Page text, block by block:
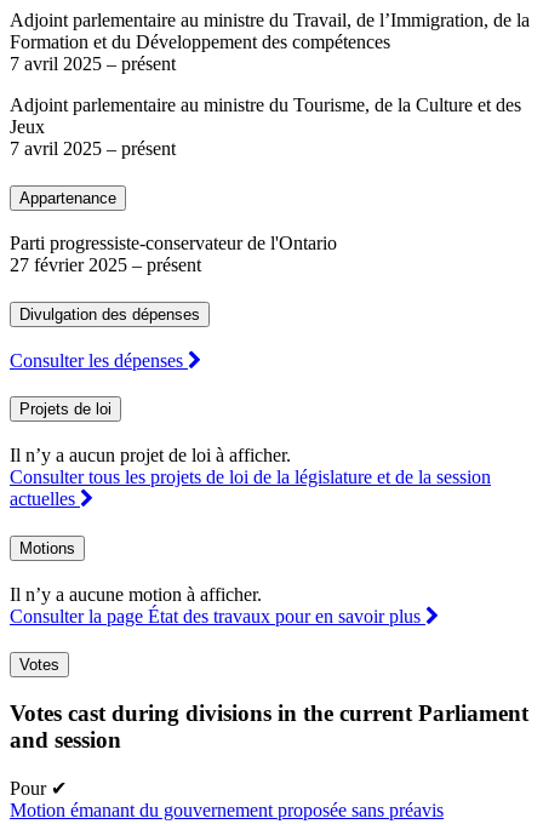
Adjoint parlementaire au ministre du Travail, de l’Immigration, de la
Formation et du Développement des compétences
7 avril 2025 – présent
Adjoint parlementaire au ministre du Tourisme, de la Culture et des
Jeux
7 avril 2025 – présent
Appartenance
Parti progressiste-conservateur de l'Ontario
27 février 2025 – présent
Divulgation des dépenses
Consulter les dépenses
Projets de loi
Il n’y a aucun projet de loi à afficher.
Consulter tous les projets de loi de la législature et de la session
actuelles
Motions
Il n’y a aucune motion à afficher.
Consulter la page État des travaux pour en savoir plus
Votes
Votes cast during divisions in the current Parliament
and session
Pour ✔
Motion émanant du gouvernement proposée sans préavis